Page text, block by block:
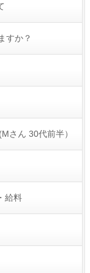
すか？
さん 30代前半）
給料